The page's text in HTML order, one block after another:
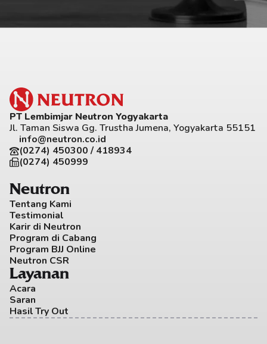
PT Lembimjar Neutron Yogyakarta
Jl. Taman Siswa Gg. Trustha Jumena, Yogyakarta 55151
info@neutron.co.id
(0274) 450300 / 418934
(0274) 450999
Neutron
Tentang Kami
Testimonial
Karir di Neutron
Program di Cabang
Program BJJ Online
Neutron CSR
Layanan
Acara
Saran
Hasil Try Out